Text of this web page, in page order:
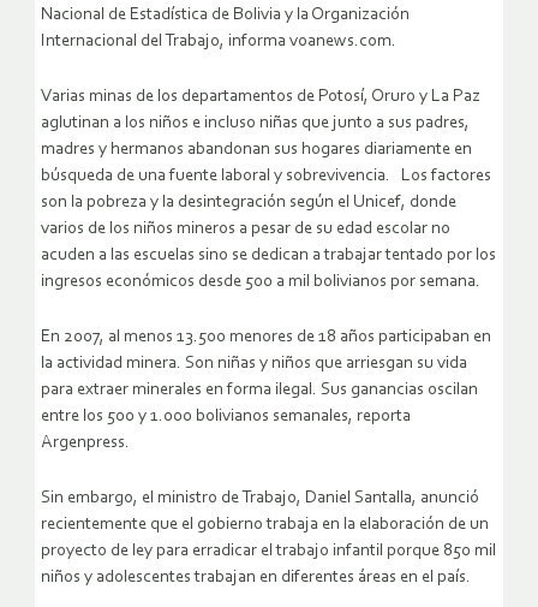
Nacional de Estadística de Bolivia y la Organización
Internacional del Trabajo, informa voanews.com.
Varias minas de los departamentos de Potosí, Oruro y La Paz
aglutinan a los niños e incluso niñas que junto a sus padres,
madres y hermanos abandonan sus hogares diariamente en
búsqueda de una fuente laboral y sobrevivencia. Los factores
son la pobreza y la desintegración según el Unicef, donde
varios de los niños mineros a pesar de su edad escolar no
acuden a las escuelas sino se dedican a trabajar tentado por los
ingresos económicos desde 500 a mil bolivianos por semana.
En 2007, al menos 13.500 menores de 18 años participaban en
la actividad minera. Son niñas y niños que arriesgan su vida
para extraer minerales en forma ilegal. Sus ganancias oscilan
entre los 500 y 1.000 bolivianos semanales, reporta
Argenpress.
Sin embargo, el ministro de Trabajo, Daniel Santalla, anunció
recientemente que el gobierno trabaja en la elaboración de un
proyecto de ley para erradicar el trabajo infantil porque 850 mil
niños y adolescentes trabajan en diferentes áreas en el país.